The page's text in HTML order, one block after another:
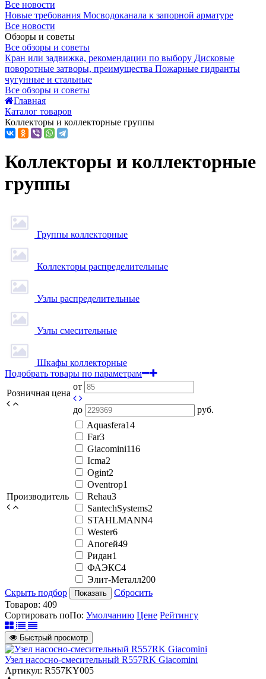
Все новости
Новые требования Мосводоканала к запорной арматуре
Все новости
Обзоры и советы
Все обзоры и советы
Кран или задвижка, рекомендации по выбору Дисковые
поворотные затворы, преимущества Пожарные гидранты
чугунные и стальные
Все обзоры и советы
Главная
Каталог товаров
Коллекторы и коллекторные группы
Коллекторы и коллекторные
группы
Группы коллекторные
Коллекторы распределительные
Узлы распределительные
Узлы смесительные
Шкафы коллекторные
Подобрать товары по параметрам
Розничная цена
от
до руб.
Производитель
Aquasfera14
Far3
Giacomini116
Icma2
Ogint2
Oventrop1
Rehau3
SantechSystems2
STAHLMANN4
Wester6
Апогей49
Ридан1
ФАЭКС4
Элит-Металл200
Скрыть подбор
Показать
Сбросить
Товаров: 409
Сортировать поПо: Умолчанию Цене Рейтингу
Быстрый просмотр
Узел насосно-смесительный R557RK Giacomini
Артикул: R557KY005